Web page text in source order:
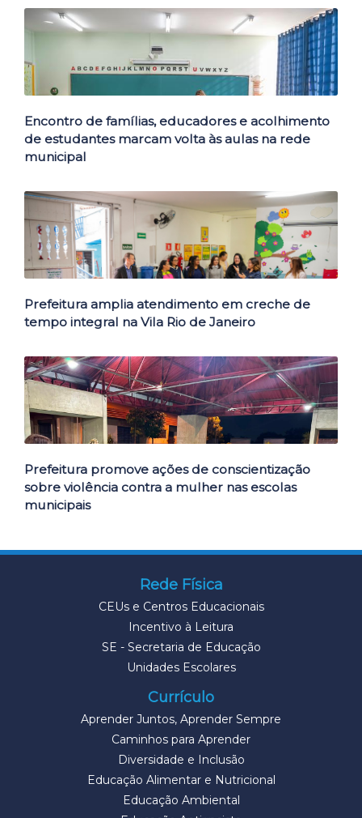
Outras Notícias
Encontro de famílias, educadores e acolhimento
de estudantes marcam volta às aulas na rede
municipal
Prefeitura amplia atendimento em creche de
tempo integral na Vila Rio de Janeiro
Prefeitura promove ações de conscientização
sobre violência contra a mulher nas escolas
municipais
Rede Física
CEUs e Centros Educacionais
Incentivo à Leitura
SE - Secretaria de Educação
Unidades Escolares
Currículo
Aprender Juntos, Aprender Sempre
Caminhos para Aprender
Diversidade e Inclusão
Educação Alimentar e Nutricional
Educação Ambiental